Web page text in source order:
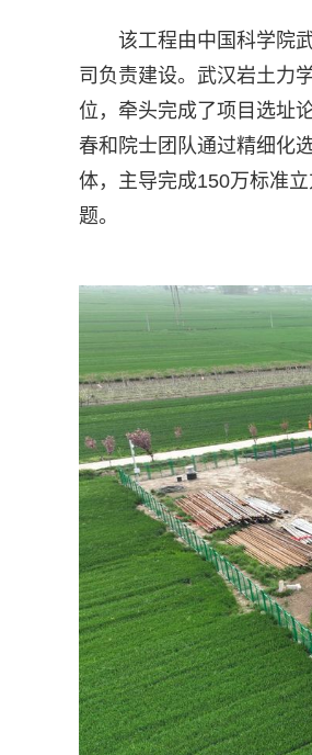
该工程由中国科学院
司负责建设。武汉岩土力
位，牵头完成了项目选址
春和院士团队通过精细化
体，主导完成150万标准
题。